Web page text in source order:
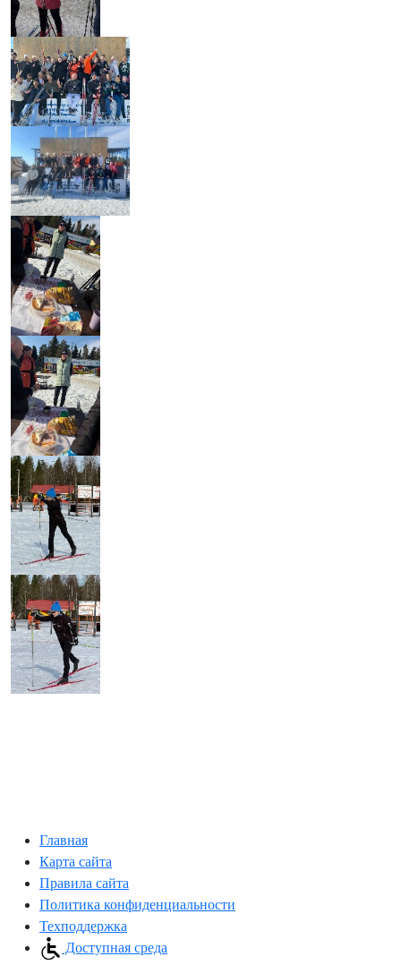
Главная
Карта сайта
Правила сайта
Политика конфиденциальности
Техподдержка
Доступная среда